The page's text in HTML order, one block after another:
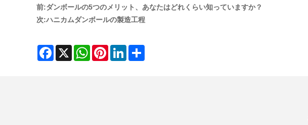
前:ダンボールの5つのメリット、あなたはどれくらい知っていますか？
次:ハニカムダンボールの製造工程
Facebook WhatsAppPinterestLinkedIn